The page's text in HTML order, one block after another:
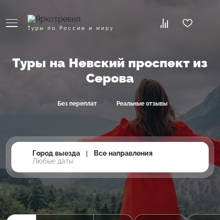
Туры по России и миру
Туры на Невский проспект из
Серова
Без переплат Реальные отзывы
Город выезда |
Все направления
Любые даты